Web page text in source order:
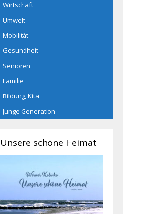
Wirtschaft
Umwelt
Mobilität
Gesundheit
Senioren
Familie
Bildung, Kita
Junge Generation
Unsere schöne Heimat